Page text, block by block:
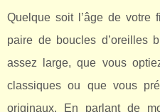
Quelque soit l’âge de
paire de boucles d’oreilles
assez large, que vous
classiques ou que vous
originaux. En parlant de